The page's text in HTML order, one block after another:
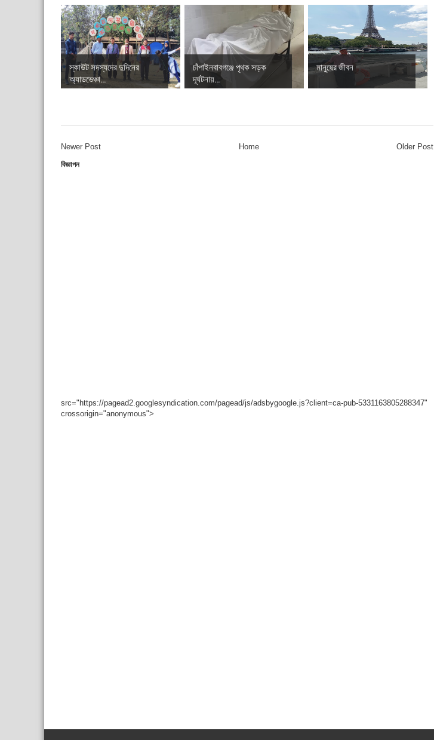
স্কাউট সদস্যদের দুদিনের
অ্যাডভেঞ্চা...
চাঁপাইনবাবগঞ্জে পৃথক সড়ক
দূর্ঘটনায়...
মানুষের জীবন
Newer Post Older Post
Home
বিজ্ঞাপন
src="https://pagead2.googlesyndication.com/pagead/js/adsbygoogle.js?client=ca-pub-5331163805288347"
crossorigin="anonymous">